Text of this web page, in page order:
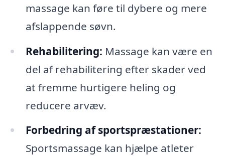
massage kan føre til dybere og mere
afslappende søvn.
Rehabilitering: Massage kan være en
del af rehabilitering efter skader ved
at fremme hurtigere heling og
reducere arvæv.
Forbedring af sportspræstationer:
Sportsmassage kan hjælpe atleter